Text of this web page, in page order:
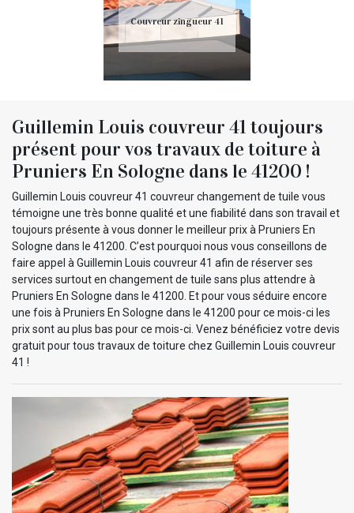
Couvreur zingueur 41
Guillemin Louis couvreur 41 toujours
présent pour vos travaux de toiture à
Pruniers En Sologne dans le 41200 !
Guillemin Louis couvreur 41 couvreur changement de tuile vous
témoigne une très bonne qualité et une fiabilité dans son travail et
toujours présente à vous donner le meilleur prix à Pruniers En
Sologne dans le 41200. C’est pourquoi nous vous conseillons de
faire appel à Guillemin Louis couvreur 41 afin de réserver ses
services surtout en changement de tuile sans plus attendre à
Pruniers En Sologne dans le 41200. Et pour vous séduire encore
une fois à Pruniers En Sologne dans le 41200 pour ce mois-ci les
prix sont au plus bas pour ce mois-ci. Venez bénéficiez votre devis
gratuit pour tous travaux de toiture chez Guillemin Louis couvreur
41 !